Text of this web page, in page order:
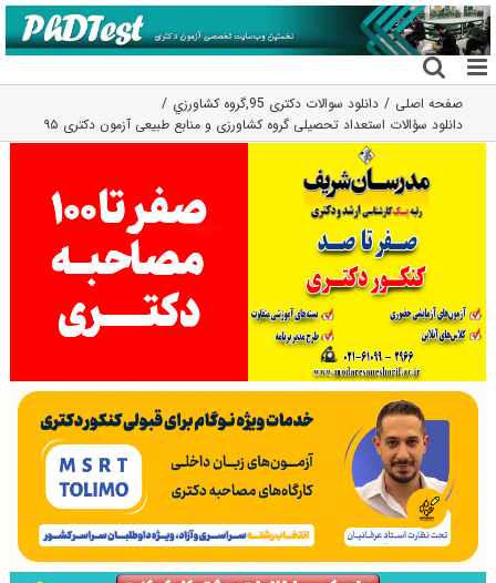
رفتن
به
محتوا
صفحه اصلی دانلود سوالات دکتری 95 ,گروه كشاورزي
دانلود سؤالات استعداد تحصیلی گروه کشاورزی و منابع طبیعی آزمون دکتری ۹۵